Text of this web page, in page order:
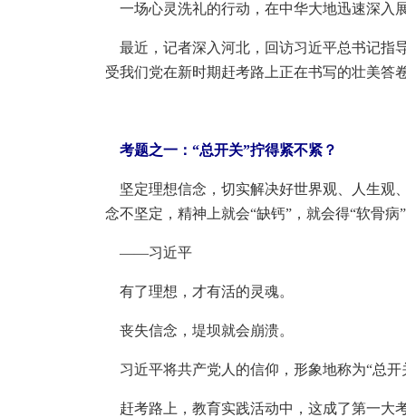
一场心灵洗礼的行动，在中华大地迅速深入
最近，记者深入河北，回访习近平总书记指
受我们党在新时期赶考路上正在书写的壮美答
考题之一：“总开关”拧得紧不紧？
坚定理想信念，切实解决好世界观、人生观
念不坚定，精神上就会“缺钙”，就会得“软骨
——习近平
有了理想，才有活的灵魂。
丧失信念，堤坝就会崩溃。
习近平将共产党人的信仰，形象地称为“总开
赶考路上，教育实践活动中，这成了第一大